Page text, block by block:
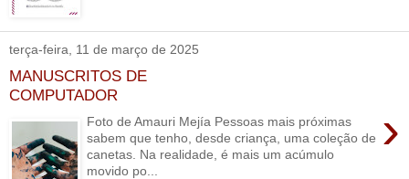
terça-feira, 11 de março de 2025
MANUSCRITOS DE
COMPUTADOR
›
Foto de Amauri Mejía Pessoas mais próximas
sabem que tenho, desde criança, uma coleção de
canetas. Na realidade, é mais um acúmulo
movido po...